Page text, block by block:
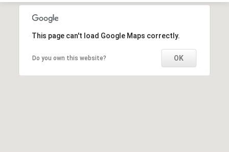
This page can't load Google Maps correctly.
Do you own this website? OK
This page can't load Google Maps correctly.
Do you own this website? OK